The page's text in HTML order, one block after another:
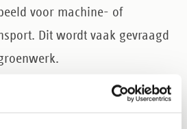
voor machine- of
Dit wordt vaak gevraagd